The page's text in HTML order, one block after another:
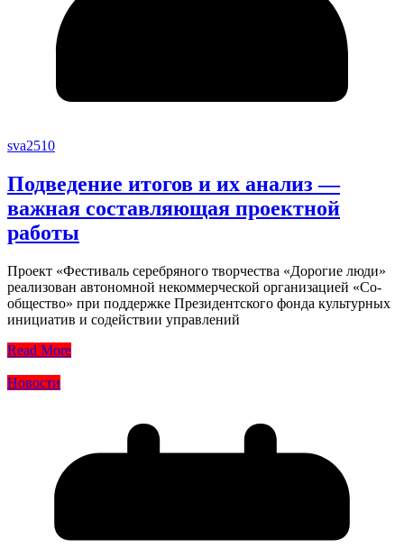
sva2510
Подведение итогов и их анализ —
важная составляющая проектной
работы
Проект «Фестиваль серебряного творчества «Дорогие люди»
реализован автономной некоммерческой организацией «Со-
общество» при поддержке Президентского фонда культурных
инициатив и содействии управлений
Read More
Новости